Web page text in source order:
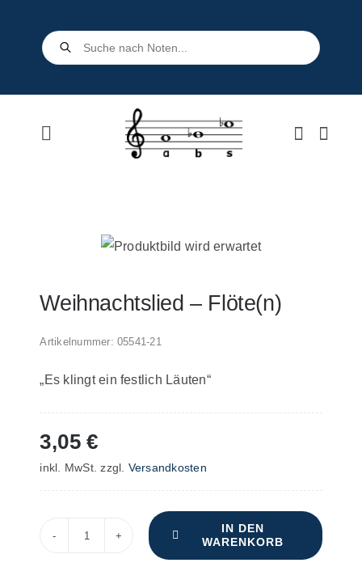
Products
search
Toggle
Kontakt
Weihnachtslied – Flöte(n)
Artikelnummer: 05541-21
„Es klingt ein festlich Läuten“
3,05€
inkl. MwSt. zzgl. Versandkosten
Weihnachtslied
IN DEN
WARENKORB